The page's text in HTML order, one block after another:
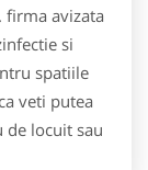
firma avizata
si
spatiile
veti putea
locuit sau